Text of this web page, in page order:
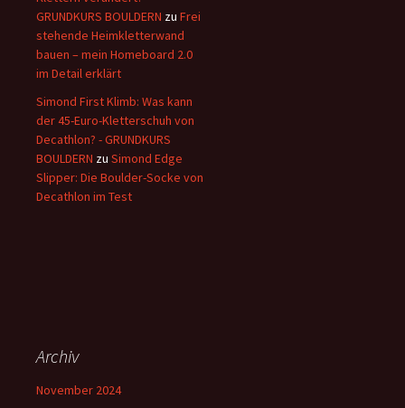
GRUNDKURS BOULDERN zu Frei
stehende Heimkletterwand
bauen – mein Homeboard 2.0
im Detail erklärt
Simond First Klimb: Was kann
der 45-Euro-Kletterschuh von
Decathlon? - GRUNDKURS
BOULDERN zu Simond Edge
Slipper: Die Boulder-Socke von
Decathlon im Test
Archiv
November 2024